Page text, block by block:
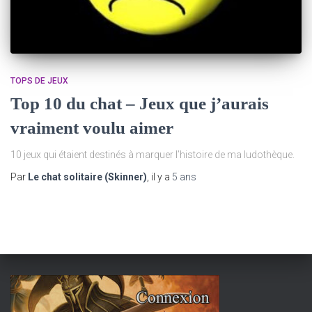
TOPS DE JEUX
Top 10 du chat – Jeux que j’aurais
vraiment voulu aimer
10 jeux qui étaient destinés à marquer l’histoire de ma ludothèque.
Par Le chat solitaire (Skinner) , il y a 5 ans